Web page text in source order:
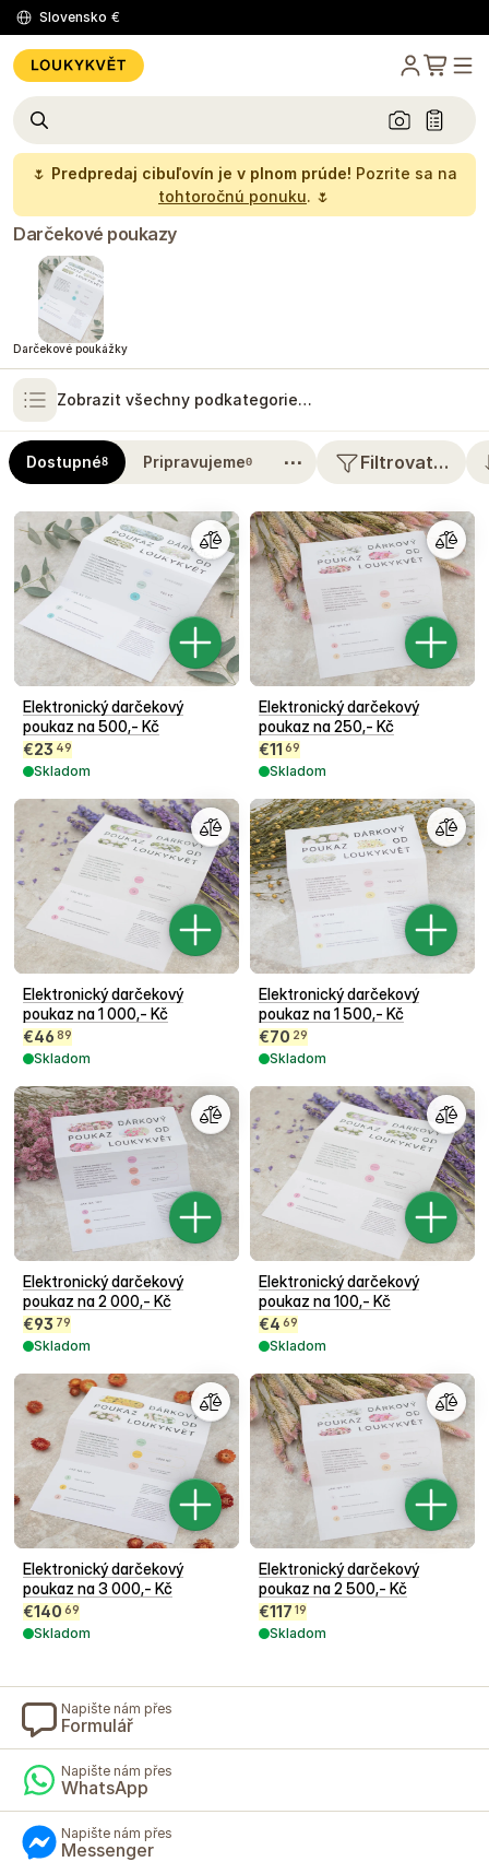
Slovensko €
🌷 Predpredaj cibuľovín je v plnom prúde! Pozrite sa na
tohtoročnú ponuku. 🌷
Darčekové poukazy
Darčekové poukážky
Zobrazit všechny podkategorie…
Dostupné8 Pripravujeme0 ⋯ Filtrovat…
Elektronický darčekový
poukaz na 500,- Kč
€23 49
Skladom
Elektronický darčekový
poukaz na 250,- Kč
€11 69
Skladom
Elektronický darčekový
poukaz na 1 000,- Kč
€46 89
Skladom
Elektronický darčekový
poukaz na 1 500,- Kč
€70 29
Skladom
Elektronický darčekový
poukaz na 2 000,- Kč
€93 79
Skladom
Elektronický darčekový
poukaz na 100,- Kč
€4 69
Skladom
Elektronický darčekový
poukaz na 3 000,- Kč
€140 69
Skladom
Elektronický darčekový
poukaz na 2 500,- Kč
€117 19
Skladom
Napište nám přes
Formulář
Napište nám přes
WhatsApp
Napište nám přes
Messenger